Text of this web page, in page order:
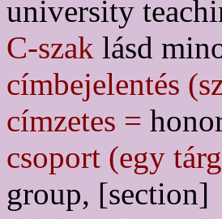
university
C-szak lásd
címbejelentés
címzetes =
csoport (egy
group, [section]